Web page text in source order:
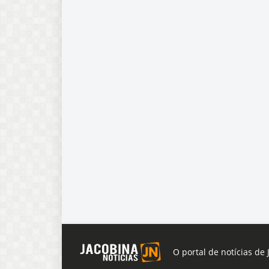
O portal de notícias de